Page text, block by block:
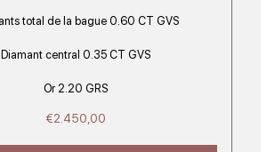
total de la bague 0.60 CT GVS
Diamant central 0.35 CT GVS
Or 2.20 GRS
€2.450,00